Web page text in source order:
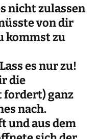
nicht zulassen
von dir
kommst zu
es nur zu!
die
fordert) ganz
nach.
und aus dem